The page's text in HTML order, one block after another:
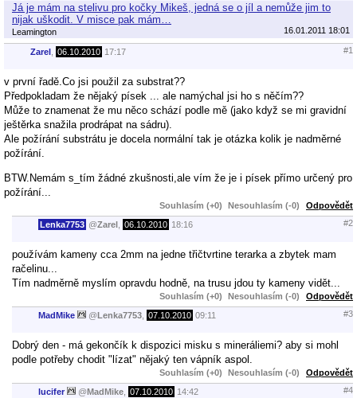
Já je mám na stelivu pro kočky Mikeš, jedná se o jíl a nemůže jim to
nijak uškodit. V misce pak mám…
Leamington 16.01.2011 18:01
Zarel 06.10.2010 17:17 #1
v první řadě.Co jsi použil za substrat??
Předpokladam že nějaký písek ... ale namýchal jsi ho s něčím??
Může to znamenat že mu něco schází podle mě (jako když se mi gravidní
ještěrka snažila prodrápat na sádru).
Ale požírání substrátu je docela normální tak je otázka kolik je nadměrné
požírání.
BTW.Nemám s_tím žádné zkušnosti,ale vím že je i písek přímo určený pro
požírání...
Souhlasím (+0) Nesouhlasím (-0) Odpovědět
Lenka7753 @Zarel 06.10.2010 18:16 #2
používám kameny cca 2mm na jedne třičtvrtine terarka a zbytek mam
račelinu...
Tím nadměrně myslím opravdu hodně, na trusu jdou ty kameny vidět...
Souhlasím (+0) Nesouhlasím (-0) Odpovědět
MadMike @Lenka7753 07.10.2010 09:11 #3
Dobrý den - má gekončík k dispozici misku s mineráliemi? aby si mohl
podle potřeby chodit "lízat" nějaký ten vápník aspol.
Souhlasím (+0) Nesouhlasím (-0) Odpovědět
lucifer @MadMike 07.10.2010 14:42 #4